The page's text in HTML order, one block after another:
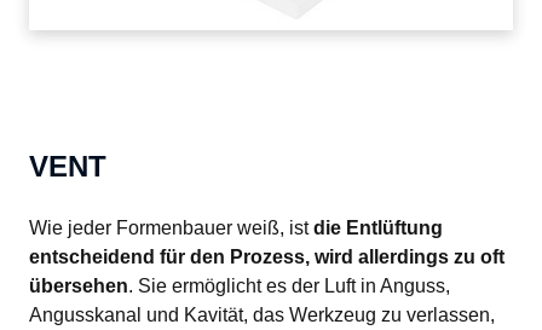
VENT
Wie jeder Formenbauer weiß, ist die Entlüftung
entscheidend für den Prozess, wird allerdings zu oft
übersehen. Sie ermöglicht es der Luft in Anguss,
Angusskanal und Kavität, das Werkzeug zu verlassen,